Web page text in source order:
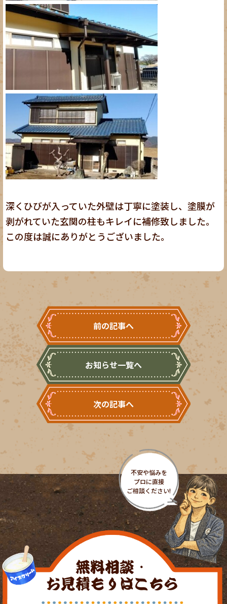
深くひびが入っていた外壁は丁寧に塗装し、塗膜が
剥がれていた玄関の柱もキレイに補修致しました。
この度は誠にありがとうございました。
前の記事へ
お知らせ一覧へ
次の記事へ
無料相談・
お見積もりはこちら